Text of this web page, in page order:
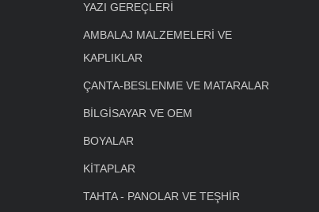
YAZI GEREÇLERİ
AMBALAJ MALZEMELERİ VE
KAPLIKLAR
ÇANTA-BESLENME VE MATARALAR
BİLGİSAYAR VE OEM
BOYALAR
KİTAPLAR
TAHTA - PANOLAR VE TEŞHİR